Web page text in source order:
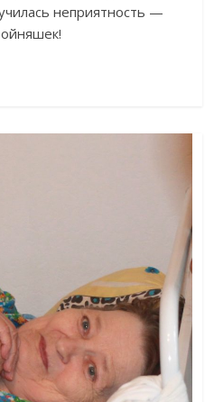
неприятность —